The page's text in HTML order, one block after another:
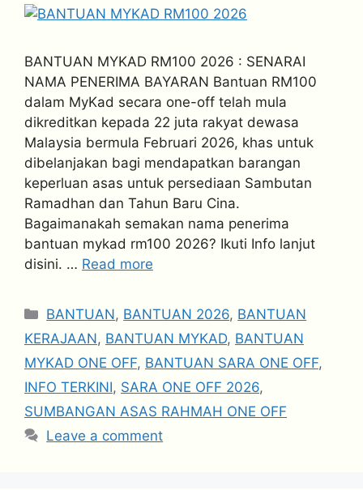
BANTUAN MYKAD RM100 2026 : SENARAI
NAMA PENERIMA BAYARAN Bantuan RM100
dalam MyKad secara one-off telah mula
dikreditkan kepada 22 juta rakyat dewasa
Malaysia bermula Februari 2026, khas untuk
dibelanjakan bagi mendapatkan barangan
keperluan asas untuk persediaan Sambutan
Ramadhan dan Tahun Baru Cina.
Bagaimanakah semakan nama penerima
bantuan mykad rm100 2026? Ikuti Info lanjut
disini. … Read more
Categories
BANTUAN, BANTUAN 2026, BANTUAN
KERAJAAN, BANTUAN MYKAD, BANTUAN
MYKAD ONE OFF, BANTUAN SARA ONE OFF,
INFO TERKINI, SARA ONE OFF 2026,
SUMBANGAN ASAS RAHMAH ONE OFF
Leave a comment